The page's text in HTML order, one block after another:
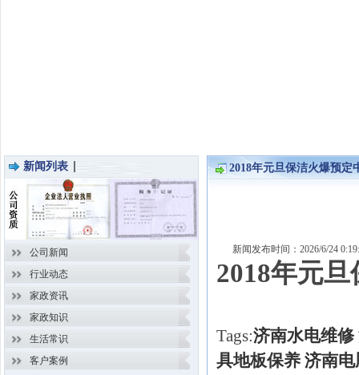
新闻列表
公司新闻
行业动态
家政资讯
家政知识
生活常识
客户案例
2018年元旦保洁火爆预定
新闻发布时间：2026/6/24
2018年元
Tags:济南水电维修
具地板保养 济南